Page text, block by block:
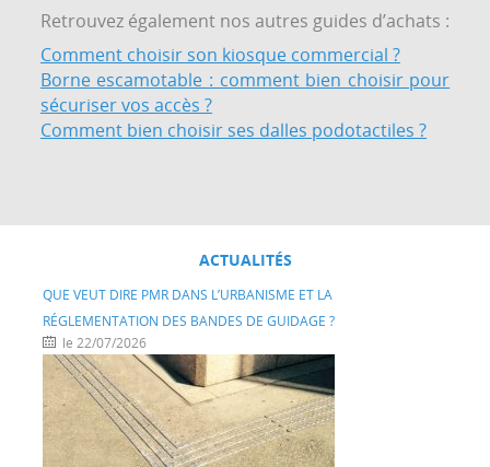
Retrouvez également nos autres guides d’achats :
Comment choisir son kiosque commercial ?
Borne escamotable : comment bien choisir pour
sécuriser vos accès ?
Comment bien choisir ses dalles podotactiles ?
ACTUALITÉS
QUE VEUT DIRE PMR DANS L’URBANISME ET LA
RÉGLEMENTATION DES BANDES DE GUIDAGE ?
le 22/07/2026